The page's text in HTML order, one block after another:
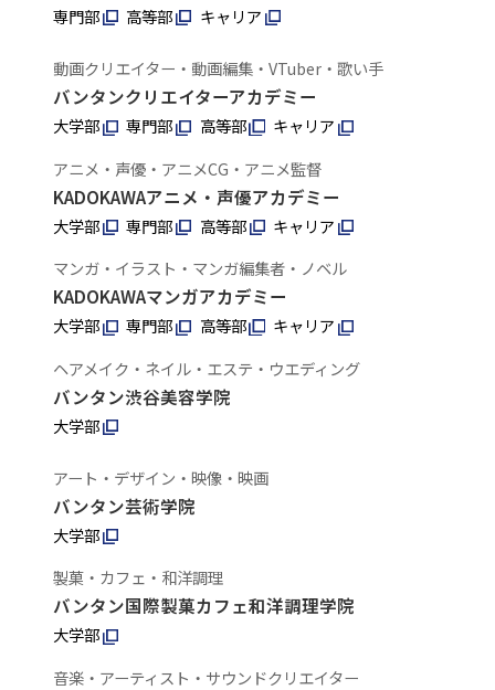
専門部 高等部 キャリア
動画クリエイター・動画編集・VTuber・歌い手
バンタンクリエイターアカデミー
大学部 専門部 高等部
キャリア
アニメ・声優・アニメCG・アニメ監督
KADOKAWAアニメ・声優アカデミー
大学部 専門部 高等部
キャリア
マンガ・イラスト・マンガ編集者・ノベル
KADOKAWAマンガアカデミー
大学部 専門部 高等部
キャリア
ヘアメイク・ネイル・エステ・ウエディング
バンタン渋谷美容学院
大学部
アート・デザイン・映像・映画
バンタン芸術学院
大学部
製菓・カフェ・和洋調理
バンタン国際製菓カフェ和洋調理学院
大学部
音楽・アーティスト・サウンドクリエイター